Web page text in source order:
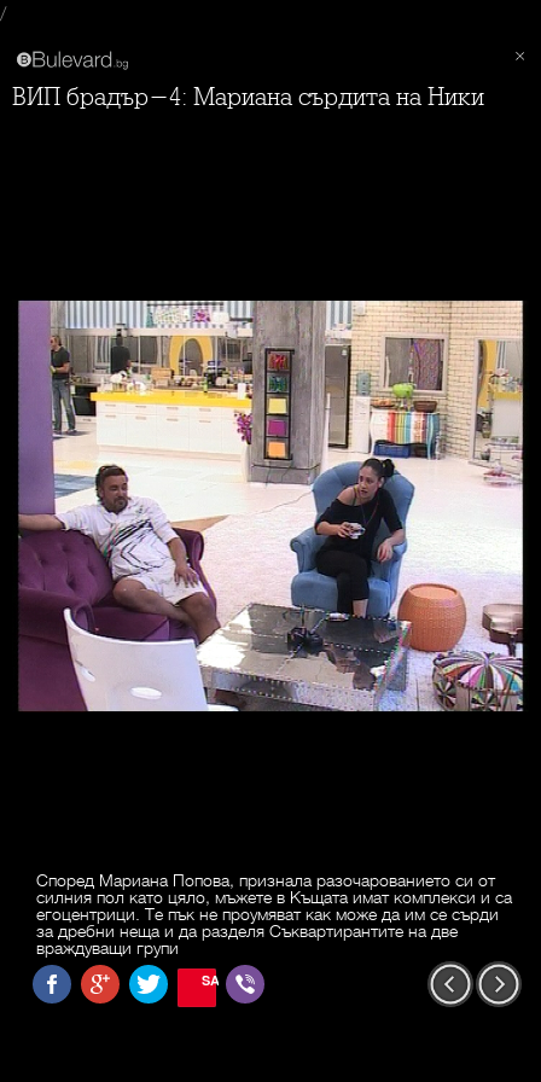
/
ВИП брадър-4: Мариана сърдита на Ники
Според Мариана Попова, признала разочарованието си от
силния пол като цяло, мъжете в Къщата имат комплекси и са
егоцентрици. Те пък не проумяват как може да им се сърди
за дребни неща и да разделя Съквартирантите на две
враждуващи групи
SAVE